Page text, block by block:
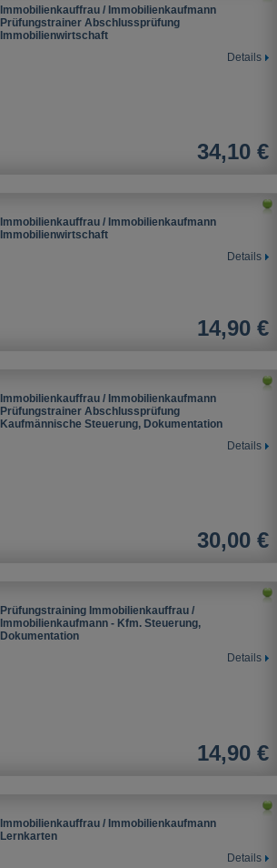
Immobilienkauffrau / Immobilienkaufmann
Prüfungstrainer Abschlussprüfung
Immobilienwirtschaft
Details
34,10 €
Immobilienkauffrau / Immobilienkaufmann
Immobilienwirtschaft
Details
14,90 €
Immobilienkauffrau / Immobilienkaufmann
Prüfungstrainer Abschlussprüfung
Kaufmännische Steuerung, Dokumentation
Details
30,00 €
Prüfungstraining Immobilienkauffrau /
Immobilienkaufmann - Kfm. Steuerung,
Dokumentation
Details
14,90 €
Immobilienkauffrau / Immobilienkaufmann
Lernkarten
Details